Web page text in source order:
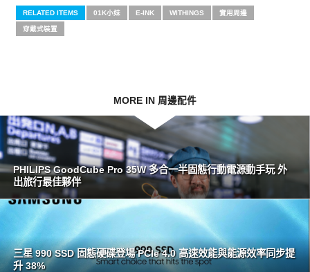
RELATED ITEMS 01K小妹 E-INK WITHINGS 實用周邊
穿戴式裝置
MORE IN 周邊配件
PHILIPS GoodCube Pro 35W 多合一半固態行動電源動手玩 外
出旅行最佳夥伴
三星 990 SSD 固態硬碟登場 PCIe 4.0 高速效能與能源效率同步提
升 38%